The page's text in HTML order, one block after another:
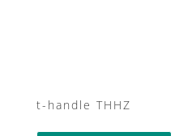
t-handle THHZ